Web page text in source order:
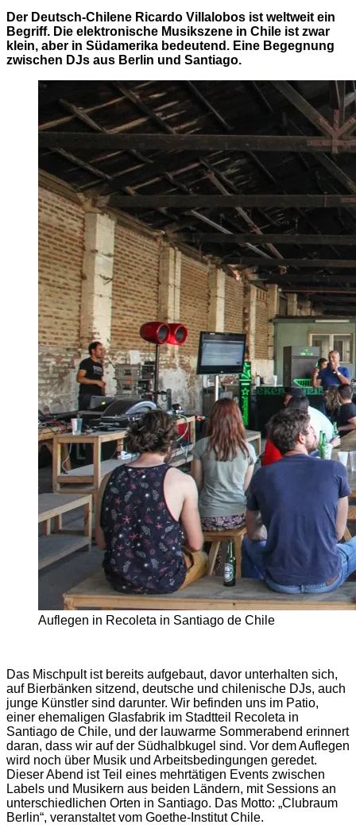
Der Deutsch-Chilene Ricardo Villalobos ist weltweit ein
Begriff. Die elektronische Musikszene in Chile ist zwar
klein, aber in Südamerika bedeutend. Eine Begegnung
zwischen DJs aus Berlin und Santiago.
Auflegen in Recoleta in Santiago de Chile
Das Mischpult ist bereits aufgebaut, davor unterhalten sich,
auf Bierbänken sitzend, deutsche und chilenische DJs, auch
junge Künstler sind darunter. Wir befinden uns im Patio,
einer ehemaligen Glasfabrik im Stadtteil Recoleta in
Santiago de Chile, und der lauwarme Sommerabend erinnert
daran, dass wir auf der Südhalbkugel sind. Vor dem Auflegen
wird noch über Musik und Arbeitsbedingungen geredet.
Dieser Abend ist Teil eines mehrtätigen Events zwischen
Labels und Musikern aus beiden Ländern, mit Sessions an
unterschiedlichen Orten in Santiago. Das Motto: „Clubraum
Berlin“, veranstaltet vom Goethe-Institut Chile.